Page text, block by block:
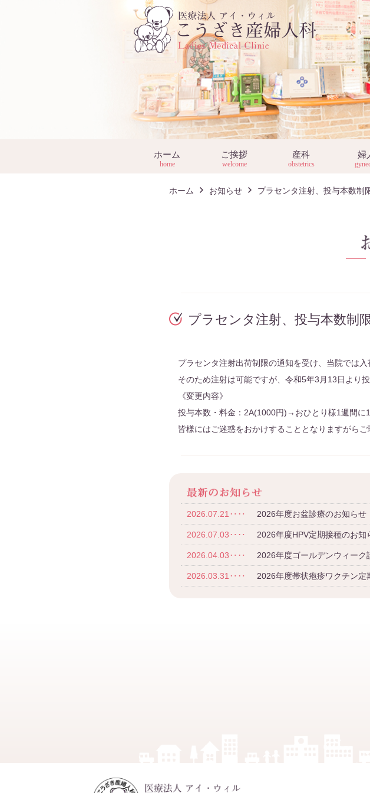
ホーム
home
ご挨拶
welcome
産科
obstetrics
婦
ホーム お知らせ プラセンタ注射、投与本数制
プラセンタ注射、投与本数制
プラセンタ注射出荷制限の通知を受け、当院では入
そのため注射は可能ですが、令和5年3月13日より
《変更内容》
投与本数・料金：2A(1000円)→おひとり様1週間に
皆様にはご迷惑をおかけすることとなりますがらご
2026.07.21‥‥ 2026年度お盆診療のお知らせ
2026.07.03‥‥ 2026年度HPV定期接種のお知
2026.04.03‥‥ 2026年度ゴールデンウィーク
2026.03.31‥‥ 2026年度帯状疱疹ワクチン定